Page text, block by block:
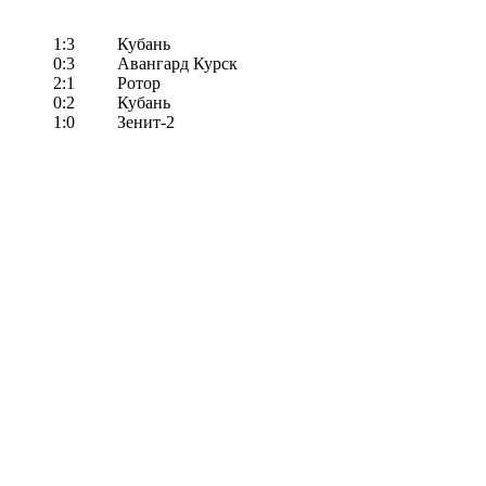
1:3
Кубань
0:3
Авангард Курск
2:1
Ротор
0:2
Кубань
1:0
Зенит-2